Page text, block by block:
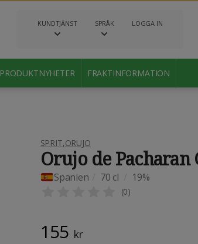
KUNDTJÄNST SPRÅK LOGGA IN
PRODUKTNYHETER FRAKTINFORMATION
SPRIT,ORUJO
Orujo de Pacharan
Spanien 70 cl 19%
(0)
155 kr